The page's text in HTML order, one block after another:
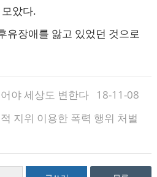
았다.
유장애를 앓고 있었던 것으로
야 세상도 변한다
18-11-08
지위 이용한 폭력 행위 처벌